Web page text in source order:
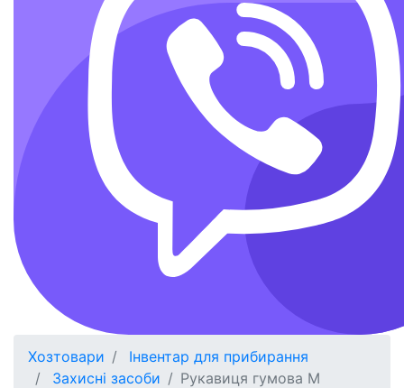
Хозтовари
Інвентар для прибирання
Захисні засоби
Рукавиця гумова М